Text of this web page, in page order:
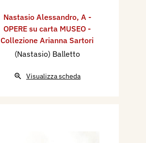
Nastasio Alessandro, A -
OPERE su carta MUSEO -
Collezione Arianna Sartori
(Nastasio) Balletto
Visualizza scheda